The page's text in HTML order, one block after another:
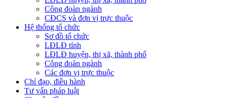
Công đoàn ngành
CĐCS và đơn vị trực thuộc
Hệ thống tổ chức
Sơ đồ tổ chức
LĐLĐ tỉnh
LĐLĐ huyện, thị xã, thành phố
Công đoàn ngành
Các đơn vị trực thuộc
Chỉ đạo, điều hành
Tư vấn pháp luật